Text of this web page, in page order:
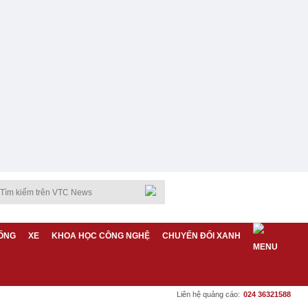
XE KHOA HỌC CÔNG NGHỆ CHUYỂN ĐỔI XANH
Liên hệ quảng cáo: 024 36321588